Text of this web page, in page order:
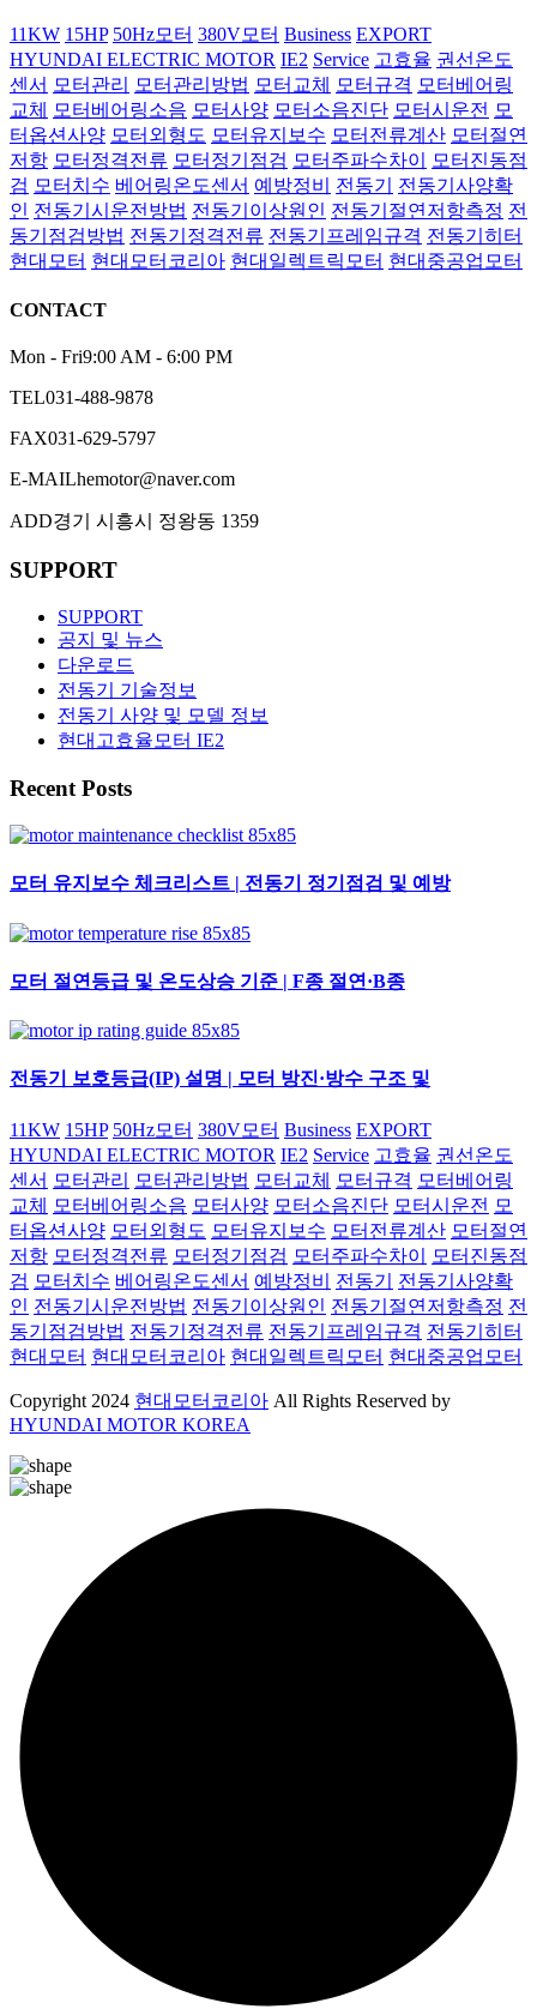
11KW 15HP 50Hz모터 380V모터 Business EXPORT
HYUNDAI ELECTRIC MOTOR IE2 Service 고효율 권선온도
센서 모터관리 모터관리방법 모터교체 모터규격 모터베어링
교체
모터베어링소음 모터사양 모터소음진단 모터시운전 모
터옵션사양 모터외형도 모터유지보수 모터전류계산 모터절연
저항 모터정격전류 모터정기점검 모터주파수차이
모터진동점
검 모터치수 베어링온도센서 예방정비 전동기
전동기사양확
인 전동기시운전방법 전동기이상원인 전동기절연저항측정 전
동기점검방법 전동기정격전류 전동기프레임규격 전동기히터
현대모터 현대모터코리아 현대일렉트릭모터 현대중공업모터
CONTACT
Mon - Fri9:00 AM - 6:00 PM
TEL031-488-9878
FAX031-629-5797
E-MAILhemotor@naver.com
ADD경기 시흥시 정왕동 1359
SUPPORT
SUPPORT
공지 및 뉴스
다운로드
전동기 기술정보
전동기 사양 및 모델 정보
현대고효율모터 IE2
Recent Posts
모터 유지보수 체크리스트 | 전동기 정기점검 및 예방
모터 절연등급 및 온도상승 기준 | F종 절연·B종
전동기 보호등급(IP) 설명 | 모터 방진·방수 구조 및
11KW 15HP 50Hz모터 380V모터 Business EXPORT
HYUNDAI ELECTRIC MOTOR IE2 Service 고효율 권선온도
센서 모터관리 모터관리방법 모터교체 모터규격 모터베어링
교체
모터베어링소음 모터사양 모터소음진단 모터시운전 모
터옵션사양 모터외형도 모터유지보수 모터전류계산 모터절연
저항 모터정격전류 모터정기점검 모터주파수차이
모터진동점
검 모터치수 베어링온도센서 예방정비 전동기
전동기사양확
인 전동기시운전방법 전동기이상원인 전동기절연저항측정 전
동기점검방법 전동기정격전류 전동기프레임규격 전동기히터
현대모터 현대모터코리아 현대일렉트릭모터 현대중공업모터
Copyright 2024 현대모터코리아 All Rights Reserved by
HYUNDAI MOTOR KOREA